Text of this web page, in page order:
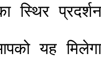
यह